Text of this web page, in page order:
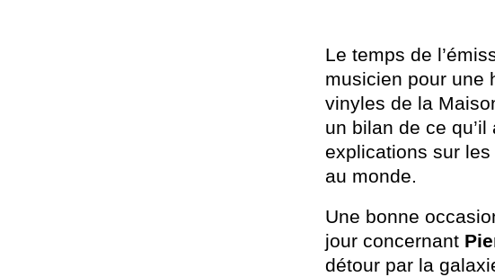
Le temps de
musicien pour une
vinyles de la
un bilan de ce
explications sur les
au monde.
Une bonne
jour concernant
détour par la